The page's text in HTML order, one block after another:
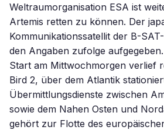
Weltraumorganisation ESA ist
Artemis retten zu können. Der
Kommunikationssatellit der B-
den Angaben zufolge
Start am Mittwochmorgen verlief
Bird 2, über dem Atlantik
Übermittlungsdienste zwischen
sowie dem Nahen Osten und
gehört zur Flotte des